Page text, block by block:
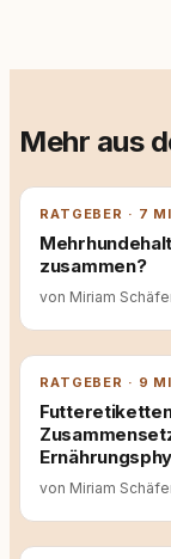
Mehr aus
RATGEBER · 7
zusammen?
von Miriam
RATGEBER · 9
von Miriam